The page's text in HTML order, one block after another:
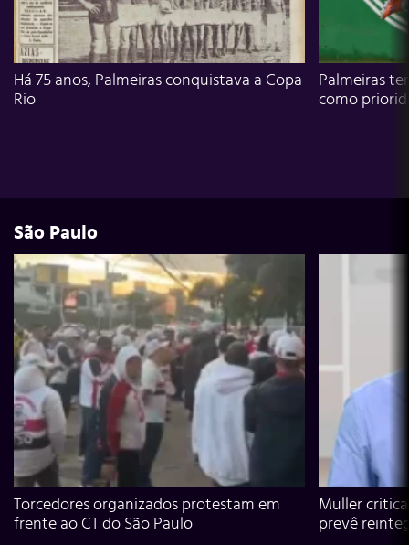
Há 75 anos, Palmeiras conquistava a Copa
Rio
Palmeiras
como
São Paulo
Torcedores organizados protestam em
frente ao CT do São Paulo
Muller
prevê